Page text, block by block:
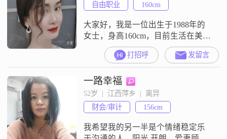
自由职业
160cm
大家好，我是一位出生于1988年的
女士，身高160cm，目前生活在美丽
的萍乡。我的月收入在3001到5000
元之间，虽然不是很高，但足以让
我过上自己想要的生活。我性格温
柔体贴，善解人意，总是能设身处
地地为他人着想。我细腻敏感，能
敏锐地察觉到周围人的情绪变化，
并给予他们适当的关心和支持。我
随和易相处，不喜欢与人争执，总
是
打招呼 发留言
一路幸福
52岁  |  江西萍乡  |  离异
财会/审计
156cm
我希望我的另一半是个情绪稳定乐